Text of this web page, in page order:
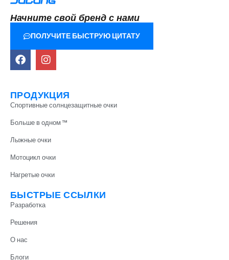
Начните свой бренд с нами
ПОЛУЧИТЕ БЫСТРУЮ ЦИТАТУ
ПРОДУКЦИЯ
Спортивные солнцезащитные очки
Больше в одном ™
Лыжные очки
Мотоцикл очки
Нагретые очки
БЫСТРЫЕ ССЫЛКИ
Разработка
Решения
О нас
Блоги